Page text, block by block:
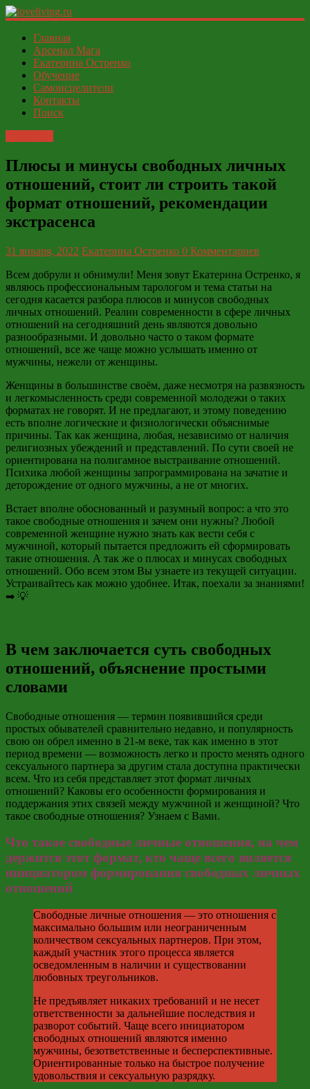
loveliving.ru
Современный
женский
ФСЁ
Главная
Арсенал Мага
Екатерина Остренко
Обучение
Самоисцелители
Контакты
Поиск
Плюсы и минусы свободных личных
отношений, стоит ли строить такой
формат отношений, рекомендации
экстрасенса
31 января, 2022 Екатерина Остренко 0 Комментариев
Всем добрули и обнимули! Меня зовут Екатерина Остренко, я
являюсь профессиональным тарологом и тема статьи на
сегодня касается разбора плюсов и минусов свободных
личных отношений. Реалии современности в сфере личных
отношений на сегодняшний день являются довольно
разнообразными. И довольно часто о таком формате
отношений, все же чаще можно услышать именно от
мужчины, нежели от женщины.
Женщины в большинстве своём, даже несмотря на развязность
и легкомысленность среди современной молодежи о таких
форматах не говорят. И не предлагают, и этому поведению
есть вполне логические и физиологически объяснимые
причины. Так как женщина, любая, независимо от наличия
религиозных убеждений и представлений. По сути своей не
ориентирована на полигамное выстраивание отношений.
Психика любой женщины запрограммирована на зачатие и
деторождение от одного мужчины, а не от многих.
Встает вполне обоснованный и разумный вопрос: а что это
такое свободные отношения и зачем они нужны? Любой
современной женщине нужно знать как вести себя с
мужчиной, который пытается предложить ей сформировать
такие отношения. А так же о плюсах и минусах свободных
отношений. Обо всем этом Вы узнаете из текущей ситуации.
Устраивайтесь как можно удобнее. Итак, поехали за знаниями!
➡ 💡
В чем заключается суть свободных
отношений, объяснение простыми
словами
Свободные отношения — термин появившийся среди
простых обывателей сравнительно недавно, и популярность
свою он обрел именно в 21-м веке, так как именно в этот
период времени — возможность легко и просто менять одного
сексуального партнера за другим стала доступна практически
всем. Что из себя представляет этот формат личных
отношений? Каковы его особенности формирования и
поддержания этих связей между мужчиной и женщиной? Что
такое свободные отношения? Узнаем с Вами.
Что такое свободные личные отношения, на чем
держится этот формат, кто чаще всего является
инициатором формирования свободных личных
отношений
Свободные личные отношения — это отношения с
максимально большим или неограниченным
количеством сексуальных партнеров. При этом,
каждый участник этого процесса является
осведомленным в наличии и существовании
любовных треугольников.
Не предъявляет никаких требований и не несет
ответственности за дальнейшие последствия и
разворот событий. Чаще всего инициатором
свободных отношений являются именно
мужчины, безответственные и бесперспективные.
Ориентированные только на быстрое получение
удовольствия и сексуальную разрядку.